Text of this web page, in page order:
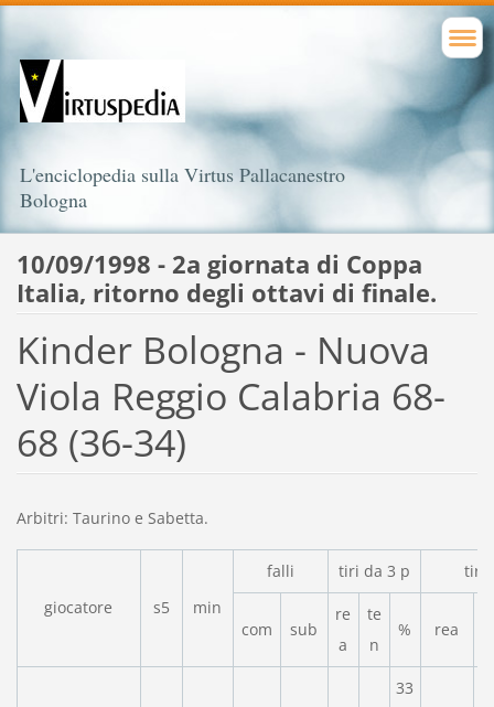
L'enciclopedia sulla Virtus Pallacanestro
Bologna
10/09/1998 - 2a giornata di Coppa
Italia, ritorno degli ottavi di finale.
Kinder Bologna - Nuova
Viola Reggio Calabria 68-
68 (36-34)
Arbitri: Taurino e Sabetta.
giocatore s5 min
falli tiri da 3 p tiri
com sub
re
a
te
n
% rea
33